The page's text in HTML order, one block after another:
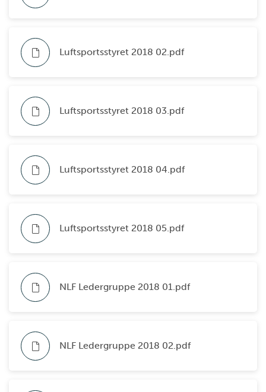
Luftsportsstyret 2018 02.pdf
Luftsportsstyret 2018 03.pdf
Luftsportsstyret 2018 04.pdf
Luftsportsstyret 2018 05.pdf
NLF Ledergruppe 2018 01.pdf
NLF Ledergruppe 2018 02.pdf